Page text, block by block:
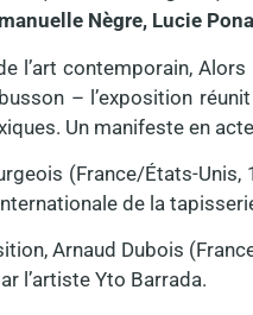
Nègre, Lucie
l’art contemporain,
– l’exposition
Un manifeste en
(France/États-
de la
Arnaud Dubois
l’artiste Yto Barrada.